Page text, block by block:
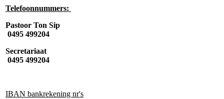
Telefoonnummers:
Pastoor Ton Sip
0495 499204
Secretariaat
0495 499204
IBAN bankrekening nr's